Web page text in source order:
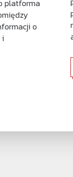
platforma
o
i